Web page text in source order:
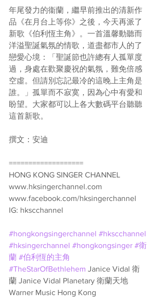
年尾發力的衞蘭，繼早前推出的清新作
品《在月台上等你》之後，今天再派了
新歌《伯利恆主角》。一首溫馨動聽而
洋溢聖誕氣氛的情歌，道盡都市人的了
戀愛心境：「聖誕節也許總有人孤單度
過，身處在歡聚慶祝的氣氛，難免倍感
空虛。但請別忘記最冷的這晚上主角是
誰。」孤單而不寂寞，因為心中有愛和
盼望。大家都可以上各大數碼平台聽聽
這首新歌。
撰文：安迪
===================
HONG KONG SINGER CHANNEL
www.hksingerchannel.com
www.facebook.com/hksingerchannel
IG: hkscchannel
#hongkongsingerchannel #hkscchannel
#hksingerchannel #hongkongsinger #衛
蘭 #伯利恆的主角
#TheStarOfBethlehem Janice Vidal 衛
蘭 Janice Vidal Planetary 衛蘭天地
Warner Music Hong Kong